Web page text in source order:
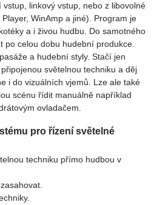
linkový vstup, nebo z libovolné
WinAmp a jiné). Program je
a i živou hudbu. Do samotného
celou dobu hudební produkce.
a hudební styly. Stačí jen
světelnou techniku a děj
i do vizuálních vjemů. Lze ale také
scénu řídit manuálně například
ovladačem.
pro řízení světelné
techniku přímo hudbou v